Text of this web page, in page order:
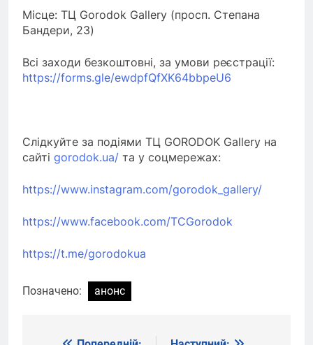
Місце: ТЦ Gorodok Gallery (просп. Степана
Бандери, 23)
Всі заходи безкоштовні, за умови реєстрації:
https://forms.gle/ewdpfQfXK64bbpeU6
Слідкуйте за подіями ТЦ GORODOK Gallery на
сайті gorodok.ua/ та у соцмережах:
https://www.instagram.com/gorodok_gallery/
https://www.facebook.com/TCGorodok
https://t.me/gorodokua
Позначено: анонс